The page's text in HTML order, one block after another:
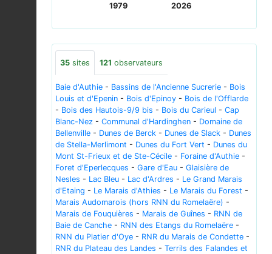
1979 2026
35 sites 121 observateurs
Baie d'Authie - Bassins de l'Ancienne Sucrerie - Bois
Louis et d'Epenin - Bois d'Epinoy - Bois de l'Offlarde
- Bois des Hautois-9/9 bis - Bois du Carieul - Cap
Blanc-Nez - Communal d'Hardinghen - Domaine de
Bellenville - Dunes de Berck - Dunes de Slack - Dunes
de Stella-Merlimont - Dunes du Fort Vert - Dunes du
Mont St-Frieux et de Ste-Cécile - Foraine d'Authie -
Foret d'Eperlecques - Gare d'Eau - Glaisière de
Nesles - Lac Bleu - Lac d'Ardres - Le Grand Marais
d'Etaing - Le Marais d'Athies - Le Marais du Forest -
Marais Audomarois (hors RNN du Romelaëre) -
Marais de Fouquières - Marais de Guînes - RNN de
Baie de Canche - RNN des Etangs du Romelaëre -
RNN du Platier d'Oye - RNR du Marais de Condette -
RNR du Plateau des Landes - Terrils des Falandes et